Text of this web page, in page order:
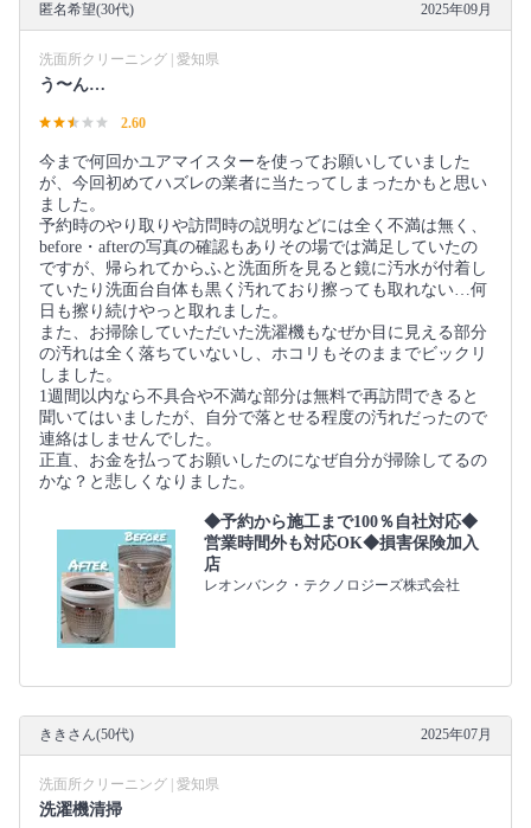
匿名希望(30代) 2025年09月
洗面所クリーニング | 愛知県
う〜ん…
2.60
今まで何回かユアマイスターを使ってお願いしていました
が、今回初めてハズレの業者に当たってしまったかもと思い
ました。
予約時のやり取りや訪問時の説明などには全く不満は無く、
before・afterの写真の確認もありその場では満足していたの
ですが、帰られてからふと洗面所を見ると鏡に汚水が付着し
ていたり洗面台自体も黒く汚れており擦っても取れない…何
日も擦り続けやっと取れました。
また、お掃除していただいた洗濯機もなぜか目に見える部分
の汚れは全く落ちていないし、ホコリもそのままでビックリ
しました。
1週間以内なら不具合や不満な部分は無料で再訪問できると
聞いてはいましたが、自分で落とせる程度の汚れだったので
連絡はしませんでした。
正直、お金を払ってお願いしたのになぜ自分が掃除してるの
かな？と悲しくなりました。
◆予約から施工まで100％自社対応◆
営業時間外も対応OK◆損害保険加入
店
レオンバンク・テクノロジーズ株式会社
ききさん(50代) 2025年07月
洗面所クリーニング | 愛知県
洗濯機清掃